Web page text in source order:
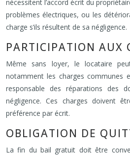
nécessitent l’accord écrit du
problèmes électriques, ou les
charge s’ils résultent de sa négligence.
PARTICIPATION AUX
Même sans loyer, le locataire
notamment les charges communes
responsable des réparations des
négligence. Ces charges doivent
préférence par écrit.
OBLIGATION DE
La fin du bail gratuit doit être